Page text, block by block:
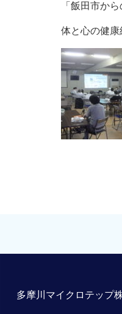
「飯田市か
体と心の健康
多摩川マイクロテップ